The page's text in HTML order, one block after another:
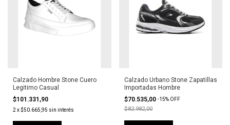
Calzado Hombre Stone Cuero
Legitimo Casual
$101.331,90
2x$50.665,95 sin interés
Calzado Urbano Stone Zapatillas
Importadas Hombre
$70.535,00 -15% OFF
$82.982,00